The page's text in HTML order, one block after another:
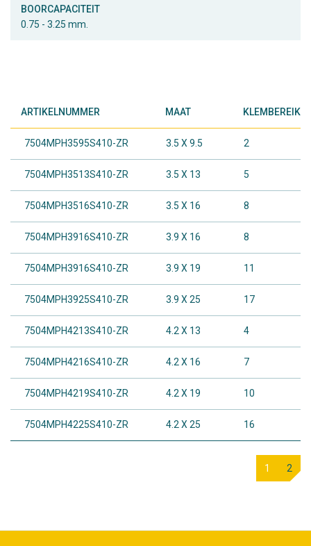
BOORCAPACITEIT
0.75 - 3.25 mm.
ARTIKELNUMMER MAAT KLEMBEREIK
7504MPH3595S410-ZR 3.5 X 9.5 2
7504MPH3513S410-ZR 3.5 X 13 5
7504MPH3516S410-ZR 3.5 X 16 8
7504MPH3916S410-ZR 3.9 X 16 8
7504MPH3916S410-ZR 3.9 X 19 11
7504MPH3925S410-ZR 3.9 X 25 17
7504MPH4213S410-ZR 4.2 X 13 4
7504MPH4216S410-ZR 4.2 X 16 7
7504MPH4219S410-ZR 4.2 X 19 10
7504MPH4225S410-ZR 4.2 X 25 16
1 2